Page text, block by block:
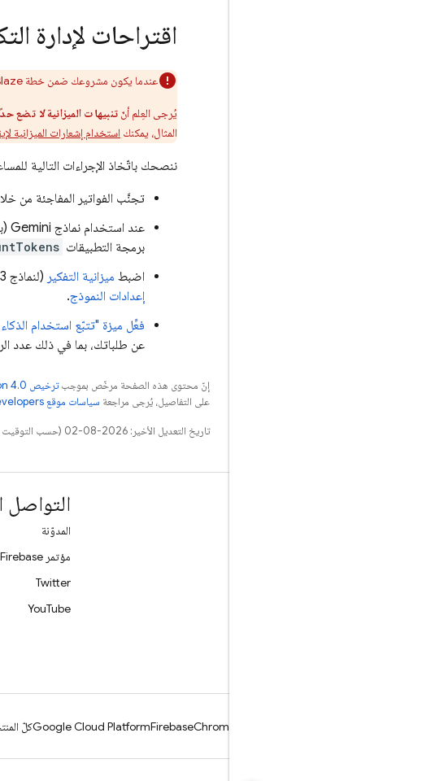
اقتراحات لإدارة
عندما يكون مشروعك ضمن خطة Blaze المَرِنة،
يُرجى العِلم أنّ تنبيهات الميزانيةلا تضع
المثال، يمكنك استخدام إشعارات الميزانية
ننصحك باتّخاذ الإجراءات التالية
تجنَّب الفواتير المفاجئة من
عند استخدام نماذج Gemini
برمجة التطبيقات
اضبط ميزانية التفكير (لنماذج 3 و
إعدادات النموذج.
فعِّل ميزة "تتبّع استخدام
عن طلباتك، بما في ذلك عدد
إنّ محتوى هذه الصفحة مرخّص بموجبترخيص Creative Commons Attribution 4.0‏
على التفاصيل، يُرجى مراجعة سياسات موقع Google Developers‏
تاريخ التعديل الأخير: 2026-08-02 (حسب التوقيت العالمي المتفَّق عليه)
التواصل
المدوّنة
مؤتمر Firebase
Twitter
YouTube
Chrome
Firebase
Google Cloud Platformكلّ